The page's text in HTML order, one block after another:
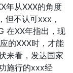
年从XXX的角度
但不认可xxx，
在XX年指出，现
的XXX时，才能
来看，发达国家
施行的xxx经